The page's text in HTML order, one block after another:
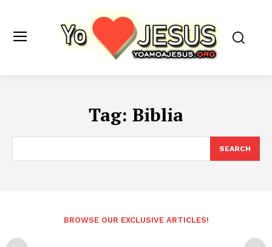
Tag: Biblia
SEARCH
BROWSE OUR EXCLUSIVE ARTICLES!